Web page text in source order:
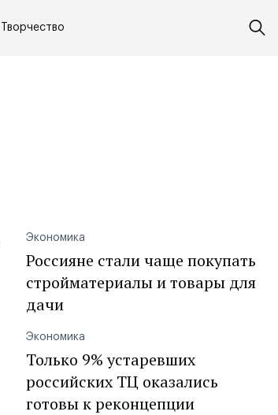
Творчество
Экономика
Россияне стали чаще покупать
стройматериалы и товары для
дачи
Экономика
Только 9% устаревших
российских ТЦ оказались
готовы к реконцепции